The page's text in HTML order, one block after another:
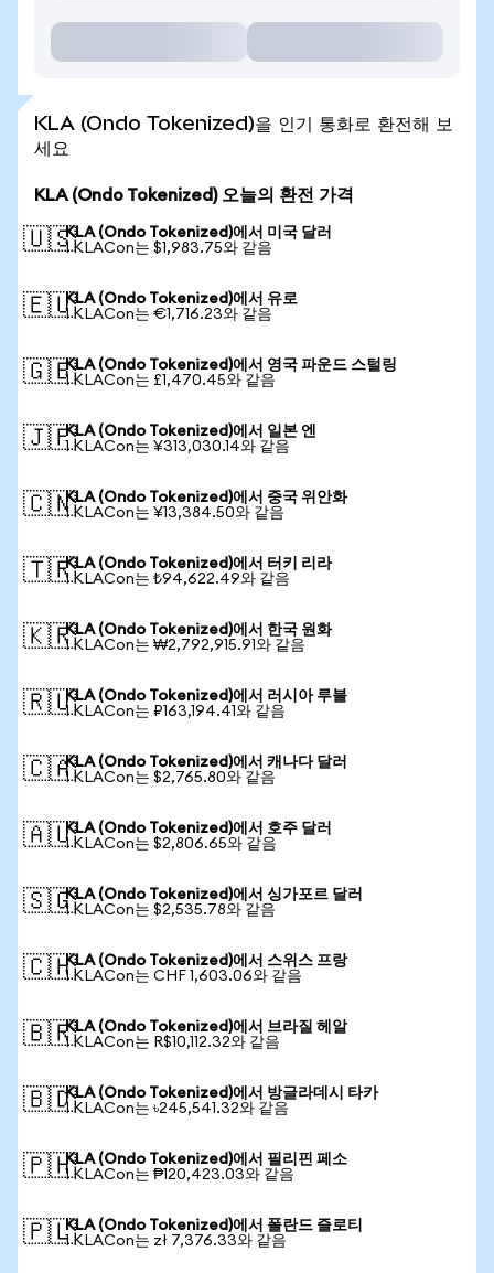
KLA (Ondo Tokenized)을 인기 통화로 환전해 보
세요
KLA (Ondo Tokenized) 오늘의 환전 가격
🇺🇸KLA (Ondo Tokenized)에서 미국 달러
1 KLACon는 $1,983.75와 같음
🇪🇺KLA (Ondo Tokenized)에서 유로
1 KLACon는 €1,716.23와 같음
🇬🇧KLA (Ondo Tokenized)에서 영국 파운드 스털링
1 KLACon는 £1,470.45와 같음
🇯🇵KLA (Ondo Tokenized)에서 일본 엔
1 KLACon는 ¥313,030.14와 같음
🇨🇳KLA (Ondo Tokenized)에서 중국 위안화
1 KLACon는 ¥13,384.50와 같음
🇹🇷KLA (Ondo Tokenized)에서 터키 리라
1 KLACon는 ₺94,622.49와 같음
🇰🇷KLA (Ondo Tokenized)에서 한국 원화
1 KLACon는 ₩2,792,915.91와 같음
🇷🇺KLA (Ondo Tokenized)에서 러시아 루블
1 KLACon는 ₽163,194.41와 같음
🇨🇦KLA (Ondo Tokenized)에서 캐나다 달러
1 KLACon는 $2,765.80와 같음
🇦🇺KLA (Ondo Tokenized)에서 호주 달러
1 KLACon는 $2,806.65와 같음
🇸🇬KLA (Ondo Tokenized)에서 싱가포르 달러
1 KLACon는 $2,535.78와 같음
🇨🇭KLA (Ondo Tokenized)에서 스위스 프랑
1 KLACon는 CHF 1,603.06와 같음
🇧🇷KLA (Ondo Tokenized)에서 브라질 헤알
1 KLACon는 R$10,112.32와 같음
🇧🇩KLA (Ondo Tokenized)에서 방글라데시 타카
1 KLACon는 ৳245,541.32와 같음
🇵🇭KLA (Ondo Tokenized)에서 필리핀 페소
1 KLACon는 ₱120,423.03와 같음
🇵🇱KLA (Ondo Tokenized)에서 폴란드 즐로티
1 KLACon는 zł 7,376.33와 같음